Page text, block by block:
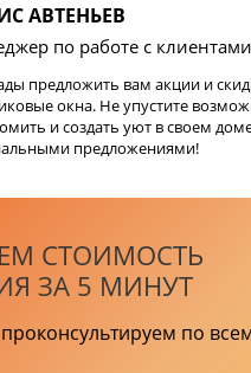
АВТЕНЬЕВ
по работе с клиентами
предложить вам акции и
окна. Не упустите
и создать уют в своем
предложениями!
СТОИМОСТЬ
ЗА 5 МИНУТ
по